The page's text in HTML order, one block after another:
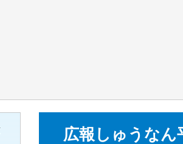
広報しゅうなん